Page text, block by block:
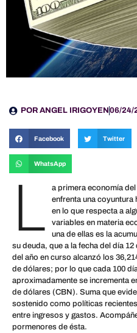
POR ANGEL IRIGOYEN 06/24/
Facebook Twitter
WhatsApp
L
a primera economía
enfrenta una coyuntura
en lo que respecta a
variables en materia
una de ellas es la
su deuda, que a la fecha del día 12
del año en curso alcanzó los
de dólares; por lo que cada 100
aproximadamente se incrementa
de dólares (CBN). Suma que
sostenido como políticas
entre ingresos y gastos.
pormenores de ésta.